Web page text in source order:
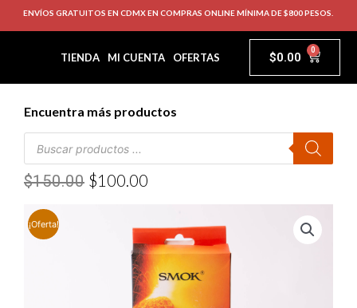
ENVÍOS GRATUITOS EN CDMX EN COMPRAS ONLINE MÍNIMA DE $800 PESOS.
TIENDA MI CUENTA OFERTAS $0.00 0
Encuentra más productos
$150.00 $100.00
¡Oferta!